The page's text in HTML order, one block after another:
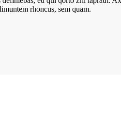
rhoncus, sem quam.